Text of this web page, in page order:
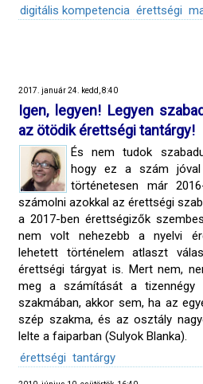
digitális kompetencia érettségi
2017. január 24. kedd, 8:40
Igen, legyen! Legyen
az ötödik érettségi tantárgy!
És nem tudok
hogy ez a szám jóval
történetesen már
számolni azokkal az érettségi
a 2017-ben érettségizők
nem volt nehezebb a nyelvi
lehetett történelem atlaszt
érettségi tárgyat is. Mert nem,
meg a számítását a tizennégy
szakmában, akkor sem, ha az
szép szakma, és az osztály
lelte a faiparban (Sulyok Blanka).
érettségi tantárgy